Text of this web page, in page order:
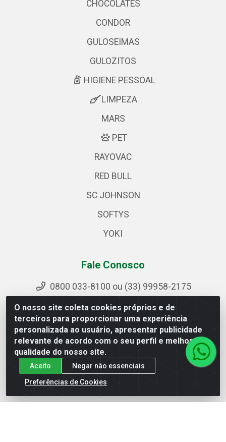
O nosso site coleta cookies próprios e de
terceiros para proporcionar uma experiência
personalizada ao usuário, apresentar publicidade
relevante de acordo com o seu perfil e melhorar a
qualidade do nosso site.
Aceito
Negar não essenciais
Preferências de Cookies
CHOCOLATES
CONDOR
GULOSEIMAS
GULOZITOS
HIGIENE PESSOAL
LIMPEZA
MARS
PET
RAYOVAC
RED BULL
SC JOHNSON
SOFTYS
YOKI
Fale Conosco
0800 033-8100 ou (33) 99958-2175
sac@ipirangamg.com.br
Acompanhe nossas publicações
Ipiranga Distribuição LTDA - Avenida Doutor Jorge
Hannas, 101 - Ponte da Aldeia - Manhuaçu / MG - CEP
36906-440 - CNPJ 25.310.749/0001-66